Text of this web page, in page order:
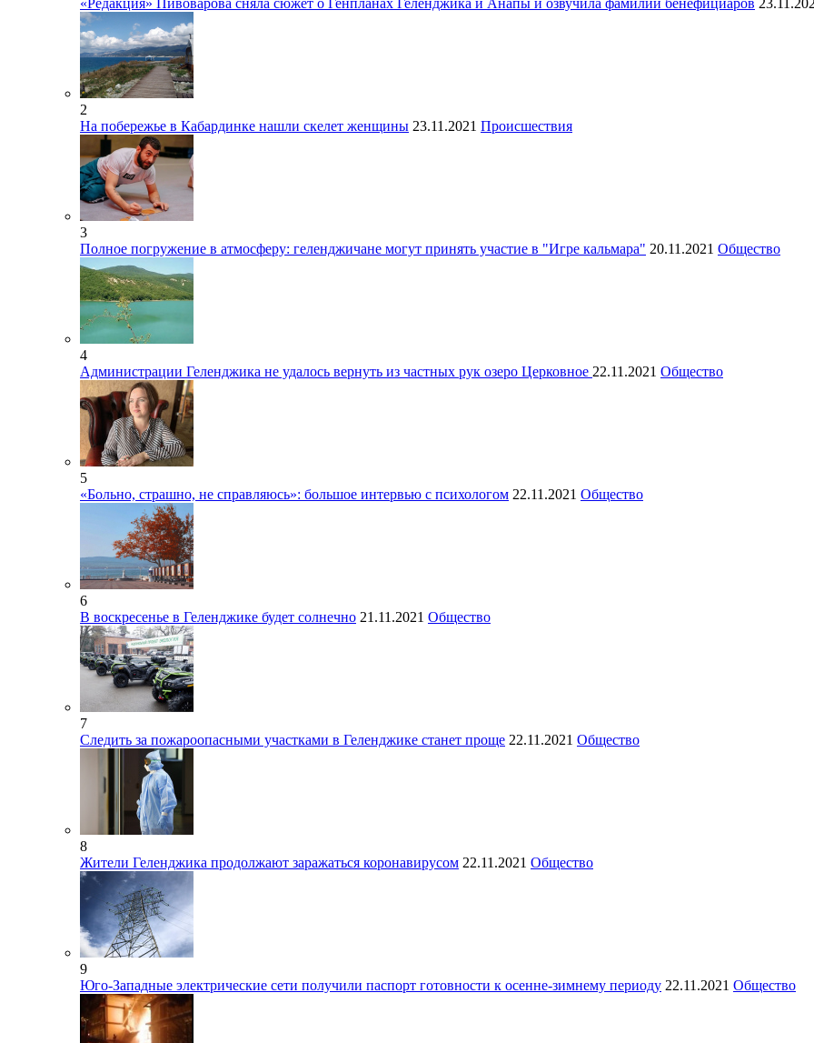
2
На побережье в Кабардинке нашли скелет женщины 23.11.2021 Происшествия
3
Полное погружение в атмосферу: геленджичане могут принять участие в "Игре кальмара" 20.11.2021 Общество
4
Администрации Геленджика не удалось вернуть из частных рук озеро Церковное 22.11.2021 Общество
5
«Больно, страшно, не справляюсь»: большое интервью с психологом 22.11.2021 Общество
6
В воскресенье в Геленджике будет солнечно 21.11.2021 Общество
7
Следить за пожароопасными участками в Геленджике станет проще 22.11.2021 Общество
8
Жители Геленджика продолжают заражаться коронавирусом 22.11.2021 Общество
9
Юго-Западные электрические сети получили паспорт готовности к осенне-зимнему периоду 22.11.2021 Общество